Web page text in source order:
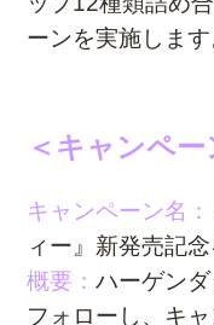
ーンを実施します
＜キャンペー
キャンペーン名：
ィー』新発売記
概要：ハーゲン
フォローし、 キ